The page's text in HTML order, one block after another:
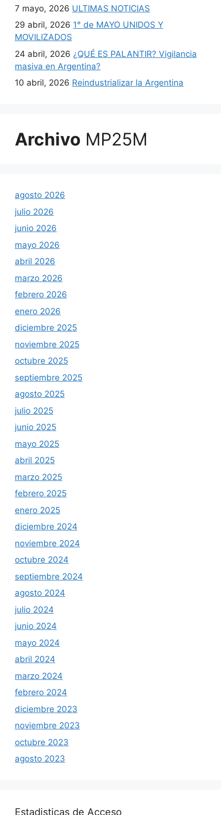
7 mayo, 2026 ULTIMAS NOTICIAS
29 abril, 2026 1° de MAYO UNIDOS Y
MOVILIZADOS
24 abril, 2026 ¿QUÉ ES PALANTIR? Vigilancia
masiva en Argentina?
10 abril, 2026 Reindustrializar la Argentina
Archivo MP25M
agosto 2026
julio 2026
junio 2026
mayo 2026
abril 2026
marzo 2026
febrero 2026
enero 2026
diciembre 2025
noviembre 2025
octubre 2025
septiembre 2025
agosto 2025
julio 2025
junio 2025
mayo 2025
abril 2025
marzo 2025
febrero 2025
enero 2025
diciembre 2024
noviembre 2024
octubre 2024
septiembre 2024
agosto 2024
julio 2024
junio 2024
mayo 2024
abril 2024
marzo 2024
febrero 2024
diciembre 2023
noviembre 2023
octubre 2023
agosto 2023
Estadisticas de Acceso